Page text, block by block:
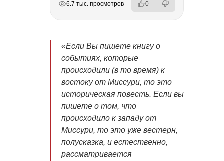
6.7 тыс. просмотров 0
«Если Вы пишете книгу о
событиях, которые
происходили (в то время) к
востоку от Миссури, то это
историческая повесть. Если вы
пишете о том, что
происходило к западу от
Миссури, то это уже вестерн,
полусказка, и естественно,
рассматривается